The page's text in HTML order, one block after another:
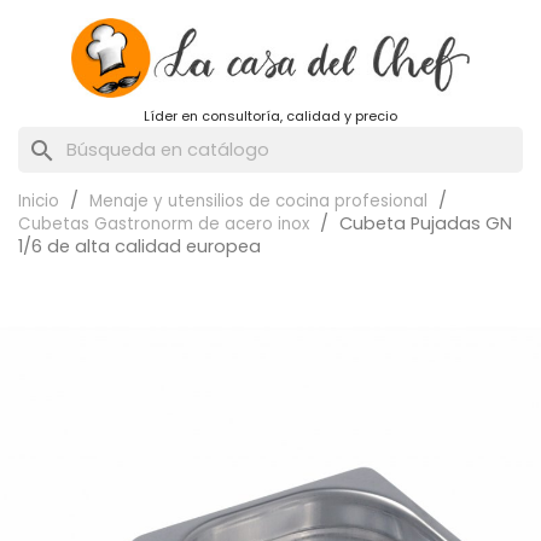
Líder en consultoría, calidad y precio
search
Inicio
Menaje y utensilios de cocina profesional
Cubetas Gastronorm de acero inox
Cubeta Pujadas GN
1/6 de alta calidad europea